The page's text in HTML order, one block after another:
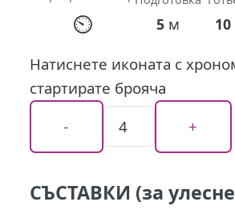
⏲ 5 м 10
Натиснете иконата с
стартирате брояча
СЪСТАВКИ (за